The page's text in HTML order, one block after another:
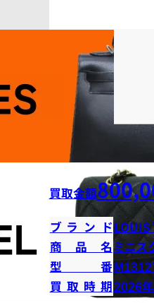
買取金額
ブランドLOUIS
商品名ミニス
型番
買取時期2026